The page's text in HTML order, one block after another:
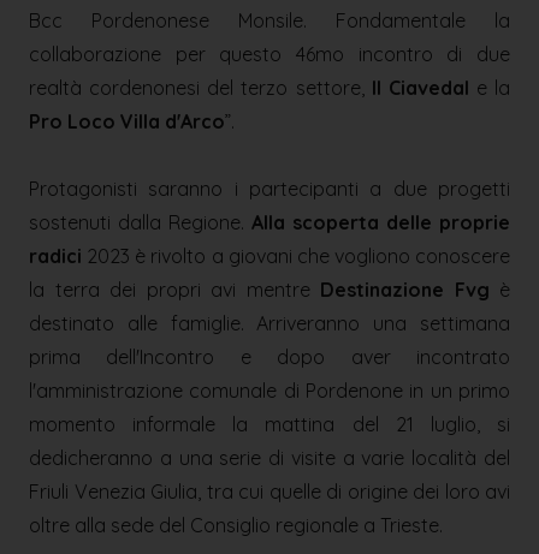
Bcc Pordenonese Monsile. Fondamentale la
collaborazione per questo 46mo incontro di due
realtà cordenonesi del terzo settore, Il Ciavedal e la
Pro Loco Villa d'Arco”.
Protagonisti saranno i partecipanti a due progetti
sostenuti dalla Regione. Alla scoperta delle proprie
radici 2023 è rivolto a giovani che vogliono conoscere
la terra dei propri avi mentre Destinazione Fvg è
destinato alle famiglie. Arriveranno una settimana
prima dell'Incontro e dopo aver incontrato
l'amministrazione comunale di Pordenone in un primo
momento informale la mattina del 21 luglio, si
dedicheranno a una serie di visite a varie località del
Friuli Venezia Giulia, tra cui quelle di origine dei loro avi
oltre alla sede del Consiglio regionale a Trieste.